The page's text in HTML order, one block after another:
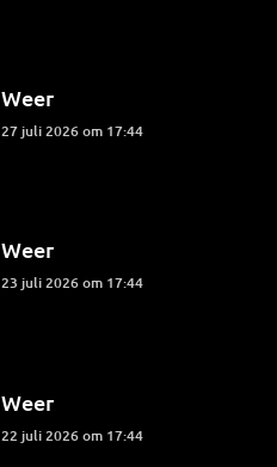
Weer
27 juli 2026 om 17:44
Weer
23 juli 2026 om 17:44
Weer
22 juli 2026 om 17:44